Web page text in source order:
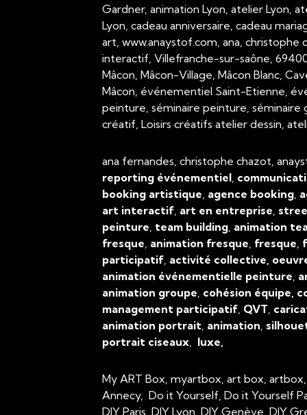
Gardner, animation Lyon, atelier Lyon,
Lyon, cadeau anniversaire, cadeau
art, www.anaystof.com, ana,
interactif, Villefranche-sur-saône,
Mâcon, Mâcon-Village, Mâcon Blanc,
Mâcon, événementiel Saint-Etienne,
peinture, séminaire peinture,
créatif, Loisirs créatifs atelier dessin,
ana fernandes, christophe chazot,
reporting événementiel,
booking artistique, agence booking,
art interactif, art en entreprise,
peinture, team building, animation
fresque, animation fresque, fresque,
participatif, activité collective,
animation événementielle peinture,
animation groupe, cohésion équipe,
management participatif, QVT,
animation portrait, animation,
portrait ciseaux, luxe,
My ART Box, myartbox, art box,
Annecy, Do it Yourself, Do it Yourself
DIY Paris, DIY Lyon, DIY Genève, DIY